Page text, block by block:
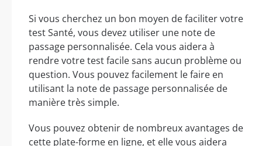
Si vous cherchez un bon moyen de faciliter votre
test Santé, vous devez utiliser une note de
passage personnalisée. Cela vous aidera à
rendre votre test facile sans aucun problème ou
question. Vous pouvez facilement le faire en
utilisant la note de passage personnalisée de
manière très simple.
Vous pouvez obtenir de nombreux avantages de
cette plate-forme en ligne, et elle vous aidera